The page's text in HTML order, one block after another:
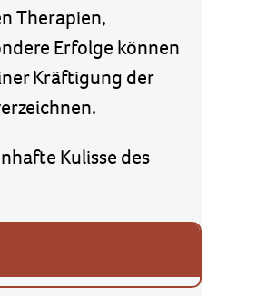
Therapien,
Erfolge können
Kräftigung der
Kulisse des